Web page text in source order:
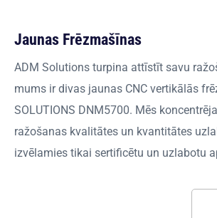
Jaunas Frēzmašīnas
ADM Solutions turpina attīstīt savu
mums ir divas jaunas CNC vertikālās
SOLUTIONS DNM5700. Mēs
ražošanas kvalitātes un kvantitātes
izvēlamies tikai sertificētu un uzlabotu